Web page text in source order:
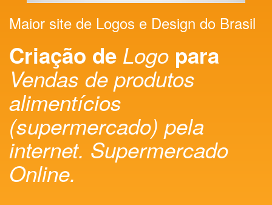
Maior site de Logos e Design do Brasil
Criação de Logo para
Vendas de produtos
alimentícios
(supermercado) pela
internet. Supermercado
Online.